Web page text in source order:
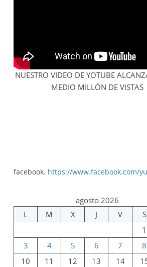
NUESTRO VIDEO DE YOTUBE
MEDIO MILLÓN DE VISTAS
facebook. https://www.facebook.com/
agosto 2026
L
M X J V S
1
3
4 5 6 7 8
10
11 12 13 14